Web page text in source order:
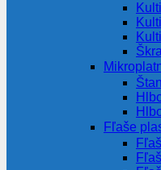
Fľaše